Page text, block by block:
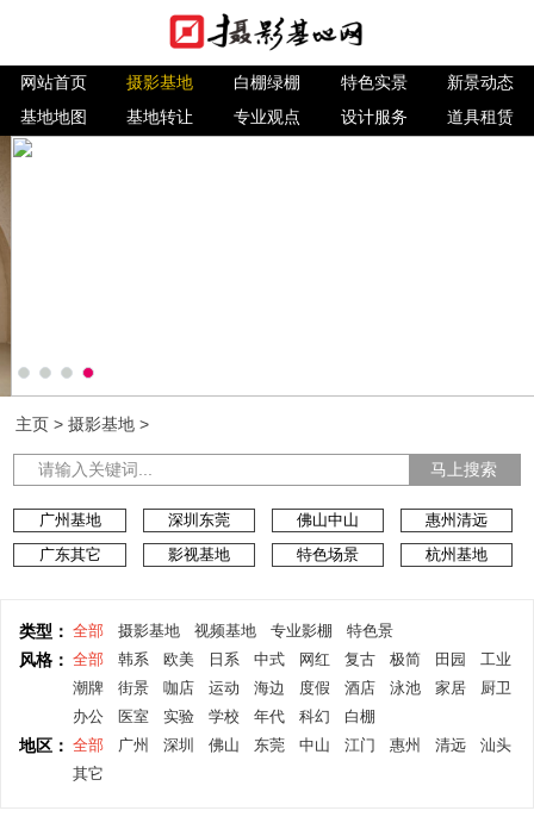
网站首页 摄影基地 白棚绿棚 特色实景
新景动态
基地地图
基地转让 专业观点 设计服务 道具租赁
主页 >摄影基地 >
马上搜索
广州基地 深圳东莞 佛山中山
惠州清远
广东其它
影视基地 特色场景 杭州基地
类型： 全部 摄影基地 视频基地 专业影棚 特色景
风格： 全部 韩系 欧美 日系 中式 网红 复古 极简 田园
工业
潮牌
街景 咖店 运动 海边 度假 酒店 泳池 家居
厨卫
办公
医室 实验 学校 年代 科幻 白棚
地区： 全部 广州 深圳 佛山 东莞 中山 江门 惠州 清远
汕头
其它